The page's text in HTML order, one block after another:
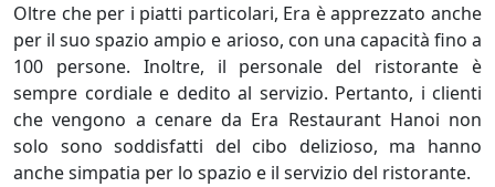
Oltre che per i piatti particolari, Era è apprezzato anche
per il suo spazio ampio e arioso, con una capacità fino a
100 persone. Inoltre, il personale del ristorante è
sempre cordiale e dedito al servizio. Pertanto, i clienti
che vengono a cenare da Era Restaurant Hanoi non
solo sono soddisfatti del cibo delizioso, ma hanno
anche simpatia per lo spazio e il servizio del ristorante.